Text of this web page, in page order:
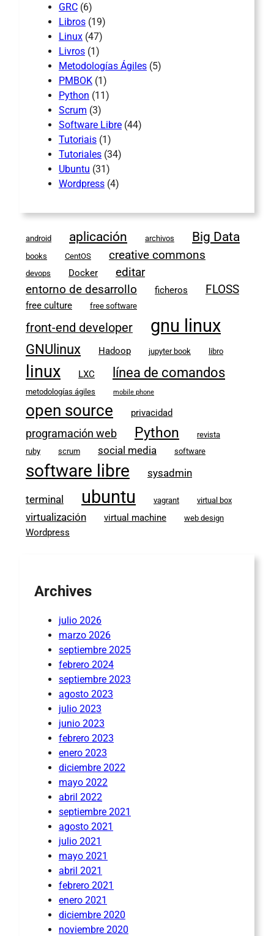
GRC (6)
Libros (19)
Linux (47)
Livros (1)
Metodologías Ágiles (5)
PMBOK (1)
Python (11)
Scrum (3)
Software Libre (44)
Tutoriais (1)
Tutoriales (34)
Ubuntu (31)
Wordpress (4)
android aplicación archivos Big Data
books CentOS creative commons
devops Docker
editar
entorno de desarrollo
ficheros FLOSS
free culture free software
front-end developer gnu linux
GNUlinux Hadoop jupyter book libro
linux LXC línea de comandos
metodologías ágiles mobile phone
open source privacidad
programación web Python
revista
ruby
scrum social media software
software libre sysadmin
terminal ubuntu vagrant virtual box
virtualización virtual machine web design
Wordpress
Archives
julio 2026
marzo 2026
septiembre 2025
febrero 2024
septiembre 2023
agosto 2023
julio 2023
junio 2023
febrero 2023
enero 2023
diciembre 2022
mayo 2022
abril 2022
septiembre 2021
agosto 2021
julio 2021
mayo 2021
abril 2021
febrero 2021
enero 2021
diciembre 2020
noviembre 2020